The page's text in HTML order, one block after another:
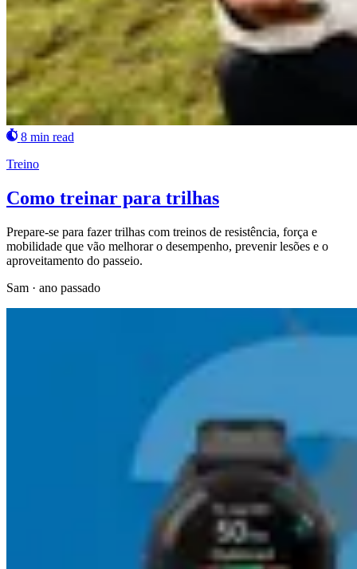
8 min read
Treino
Como treinar para trilhas
Prepare-se para fazer trilhas com treinos de resistência, força e
mobilidade que vão melhorar o desempenho, prevenir lesões e o
aproveitamento do passeio.
Sam · ano passado